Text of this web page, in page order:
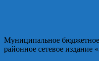
Муниципальное
районное сетевое издание